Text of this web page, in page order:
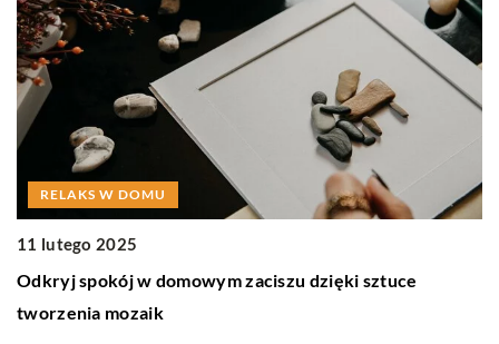
RELAKS W DOMU
11 lutego 2025
Odkryj spokój w domowym zaciszu dzięki sztuce
tworzenia mozaik